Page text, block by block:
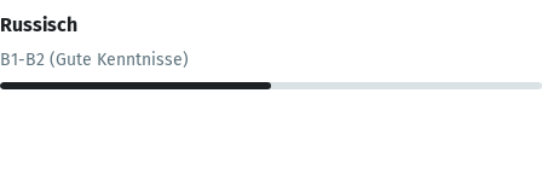
Russisch
B1-B2 (Gute Kenntnisse)